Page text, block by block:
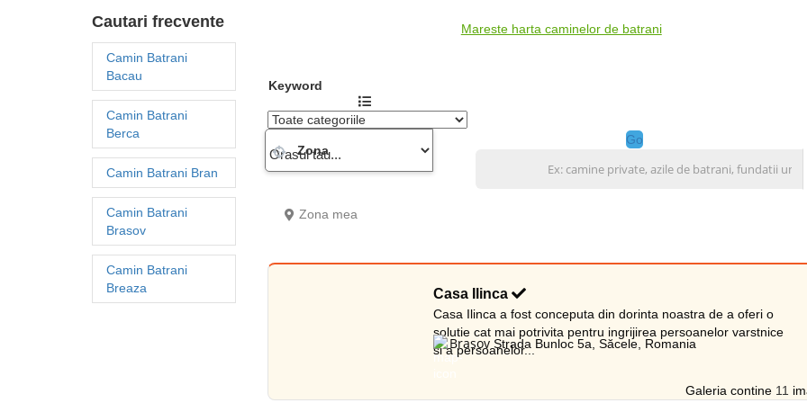
Cautari frecvente
Camin Batrani
Bacau
Camin Batrani
Berca
Camin Batrani Bran
Camin Batrani
Brasov
Camin Batrani
Breaza
Mareste harta caminelor de batrani
Go
Keyword
Zona
Zona mea
Casa Ilinca
Casa Ilinca a fost conceputa din dorinta noastra de a oferi o
solutie cat mai potrivita pentru ingrijirea persoanelor varstnice
si a persoanelor...
Brasov Strada Bunloc 5a, Săcele, Romania
Galeria contine 11